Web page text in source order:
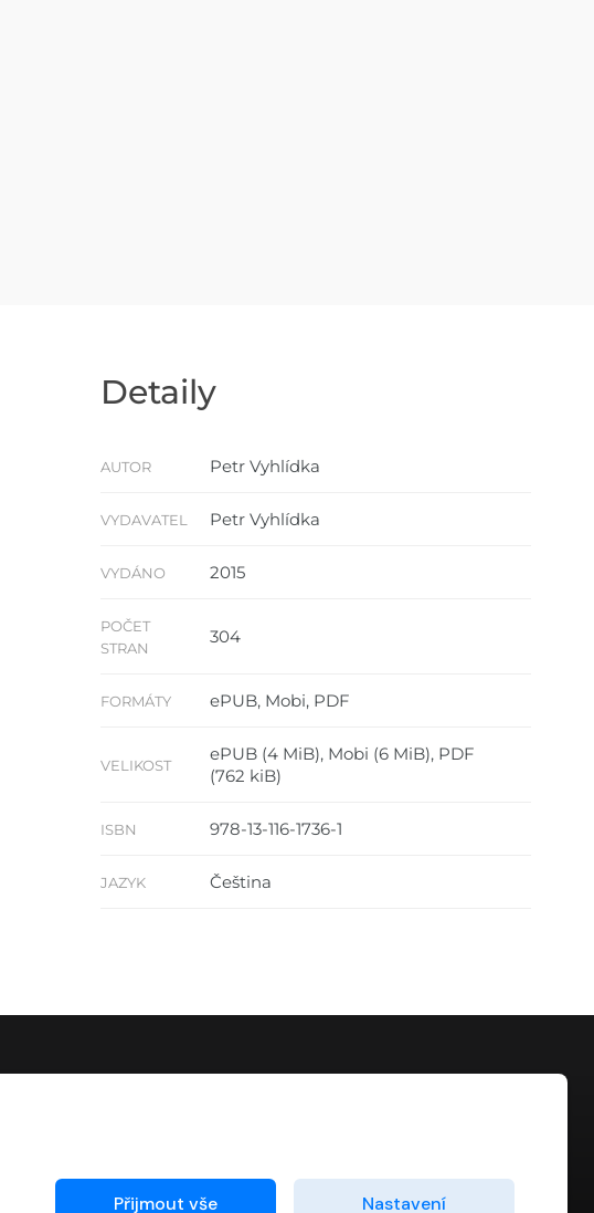
Detaily
AUTOR Petr Vyhlídka
VYDAVATEL Petr Vyhlídka
VYDÁNO 2015
POČET
STRAN
304
FORMÁTY ePUB, Mobi, PDF
VELIKOST
ePUB (4 MiB), Mobi (6 MiB), PDF
(762 kiB)
ISBN 978-13-116-1736-1
JAZYK Čeština
Přijmout vše Nastavení